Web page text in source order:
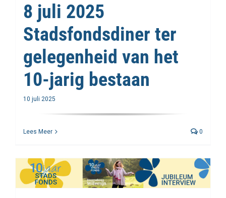
8 juli 2025
Stadsfondsdiner ter
gelegenheid van het
10-jarig bestaan
10 juli 2025
Lees Meer 0